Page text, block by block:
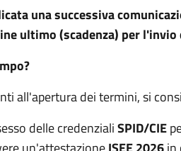
una successiva
ultimo (scadenza) per
all'apertura dei termini, si
delle credenzialiSPID/CIE